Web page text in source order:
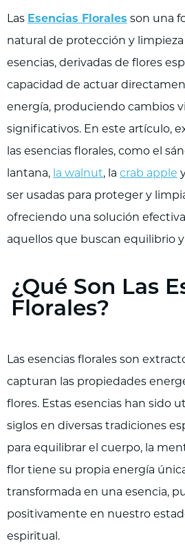
Las Esencias Florales son una
natural de protección y
esencias, derivadas de flores
capacidad de actuar
energía, produciendo cambios
significativos. En este artículo,
las esencias florales, como el
lantana, la walnut, la crab apple
ser usadas para proteger y
ofreciendo una solución
aquellos que buscan equilibrio
¿Qué Son Las
Florales?
Las esencias florales son
capturan las propiedades
flores. Estas esencias han sido
siglos en diversas tradiciones
para equilibrar el cuerpo, la
flor tiene su propia energía
transformada en una esencia,
positivamente en nuestro
espiritual.